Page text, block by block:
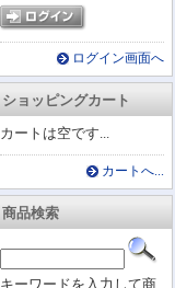
ログイン画面へ
ショッピングカート
カートは空です...
カートへ...
商品検索
キーワードを入力して商